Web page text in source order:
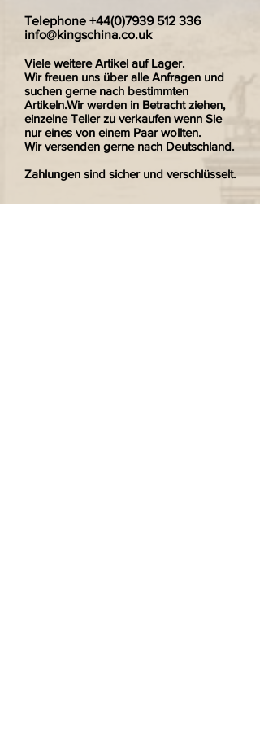
Telephone +44(0)7939 512 336
info@kingschina.co.uk
Viele weitere Artikel auf Lager.
Wir freuen uns über alle Anfragen und
suchen gerne nach bestimmten
Artikeln.Wir werden in Betracht ziehen,
einzelne Teller zu verkaufen wenn Sie
nur eines von einem Paar wollten.
Wir versenden gerne nach Deutschland.
Zahlungen sind sicher und verschlüsselt.